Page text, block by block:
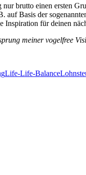
brutto einen ersten
auf Basis der
Inspiration für deinen
meiner vogelfree
Life-Life-Balance